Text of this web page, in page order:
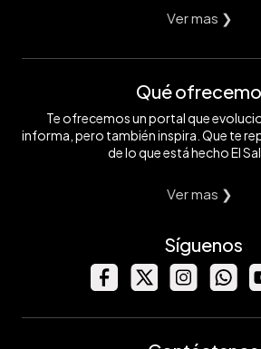
Ver mas ❯
Qué
Te ofrecemos un portal que
informa, pero también inspira. Que te
de lo que está hecho El
Ver mas ❯
Síguenos